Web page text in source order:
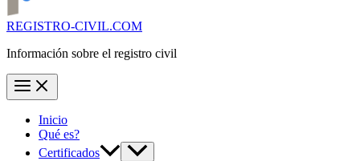
REGISTRO-CIVIL.COM
Información sobre el registro civil
Inicio
Qué es?
Certificados